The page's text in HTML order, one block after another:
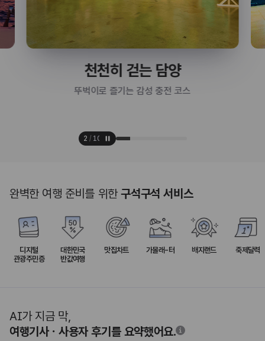
천천히 걷는 담양
뚜벅이로 즐기는 감성 충전 코스
3 / 10
완벽한 여행 준비를 위한구석구석 서비스
디지털
관광주민증
대한민국
반값여행
맛집차트 가볼래-터 배지랜드 축제달력
AI가 지금 막,
여행기사ㆍ사용자 후기를 요약했어요.